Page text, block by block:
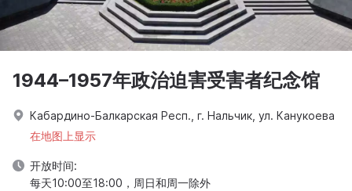
1944–1957年政治迫害受害者纪念馆
Кабардино-Балкарская Респ., г. Нальчик, ул. Канукоева
在地图上显示
开放时间:
每天10:00至18:00，周日和周一除外